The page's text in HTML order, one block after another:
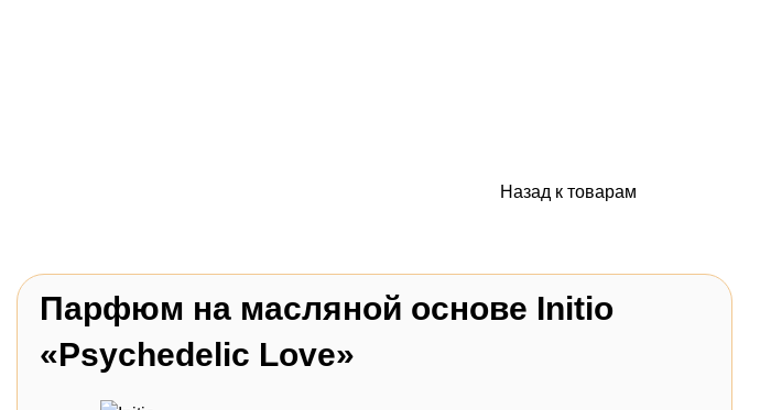
Назад к товарам
Парфюм на масляной основе Initio
«Psychedelic Love»